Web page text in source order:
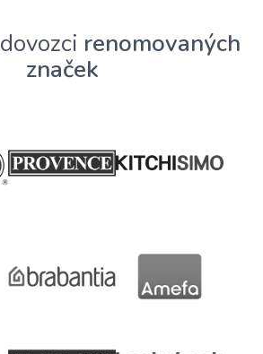
renomovaných
značek